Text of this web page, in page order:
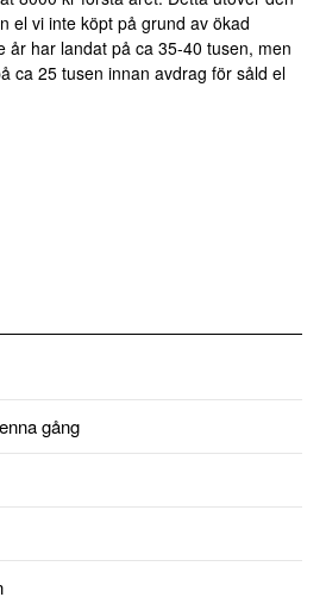
el vi inte köpt på grund av ökad
år har landat på ca 35-40 tusen, men
ca 25 tusen innan avdrag för såld el
gång